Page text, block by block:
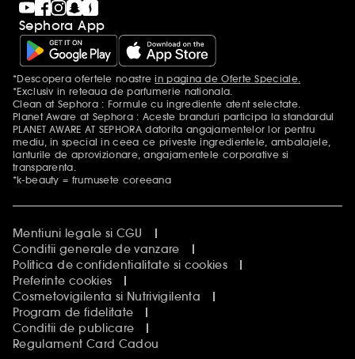
Sephora App
Mentiuni aditionale
*Descopera ofertele noastrein pagina de Oferte Speciale.
*Exclusiv in reteaua de parfumerie nationala.
Clean at Sephora : Formule cu ingrediente atent selectate.
Planet Aware at Sephora : Aceste branduri participa la standardul
PLANET AWARE AT SEPHORA datorita angajamentelor lor pentru
mediu, in special in ceea ce priveste ingredientele, ambalajele,
lanturile de aprovizionare, angajamentele corporative si
transparenta.
*k-beauty = frumusete coreeana
Mentiuni legale si CGU
Conditii generale de vanzare
Politica de confidentialitate si cookies
Preferinte cookies
Cosmetovigilenta si Nutrivigilenta
Program de fidelitate
Conditii de publicare
Regulament Card Cadou